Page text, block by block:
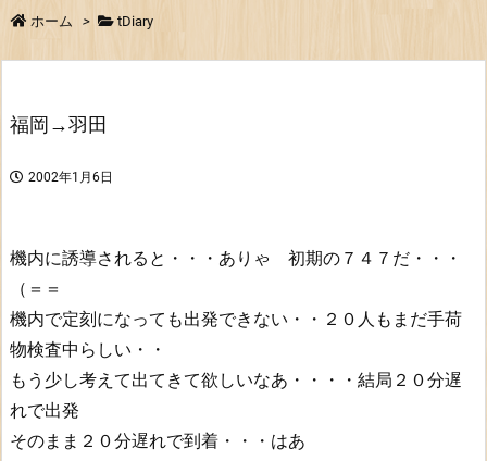
ホーム > tDiary
福岡→羽田
2002年1月6日
機内に誘導されると・・・ありゃ 初期の７４７だ・・・
（＝＝
機内で定刻になっても出発できない・・２０人もまだ手荷
物検査中らしい・・
もう少し考えて出てきて欲しいなあ・・・・結局２０分遅
れで出発
そのまま２０分遅れで到着・・・はあ